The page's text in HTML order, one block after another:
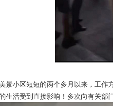
小区短短的两个多月以来，工作
生活受到直接影响！多次向有关部